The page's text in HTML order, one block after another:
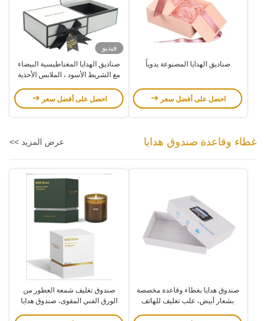
صناديق الهدايا المصنوعة يدوياً
احصل على أفضل سعر
فيديو
صناديق الهدايا المغناطيسية البيضاء
مع الشريط الأسود ، الملابس الأحذية
احصل على أفضل سعر
غطاء وقاعدة صندوق هدايا عرض المزيد >>
صندوق هدايا بغطاء وقاعدة مخصصة
بشعار أبيض، علب تغليف للهاتف
صندوق تغليف شمعة العطور من
الورق الفني المقوى، صندوق هدايا